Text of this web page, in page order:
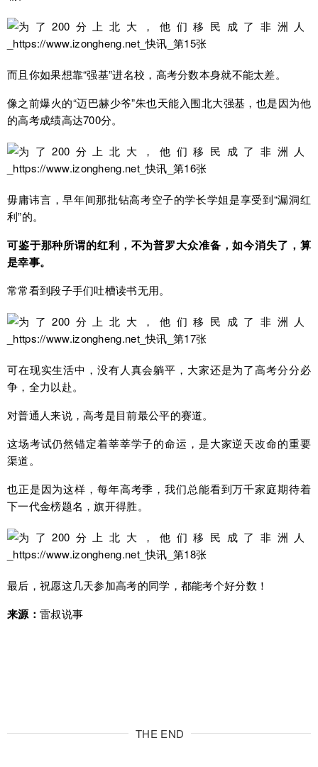
而且你如果想靠“强基”进名校，高考分数本身就不能太差。
像之前爆火的“迈巴赫少爷”朱也天能入围北大强基，也是因为他
的高考成绩高达700分。
毋庸讳言，早年间那批钻高考空子的学长学姐是享受到“漏洞红
利”的。
可鉴于那种所谓的红利，不为普罗大众准备，如今消失了，算
是幸事。
常常看到段子手们吐槽读书无用。
可在现实生活中，没有人真会躺平，大家还是为了高考分分必
争，全力以赴。
对普通人来说，高考是目前最公平的赛道。
这场考试仍然锚定着莘莘学子的命运，是大家逆天改命的重要
渠道。
也正是因为这样，每年高考季，我们总能看到万千家庭期待着
下一代金榜题名，旗开得胜。
最后，祝愿这几天参加高考的同学，都能考个好分数！
来源： 雷叔说事
THE END